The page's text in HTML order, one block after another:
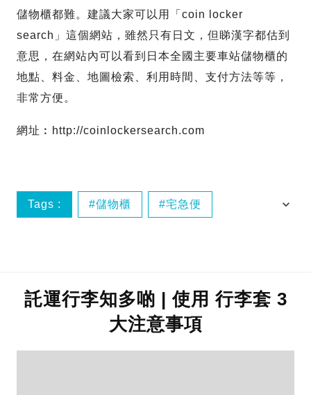
儲物櫃都難。建議大家可以用「coin locker
search」這個網站，雖然只有日文，但睇漢字都估到
意思，在網站內可以看到日本全國主要車站儲物櫃的
地點、料金、地圖檢索、利用時間、支付方法等等，
非常方便。
網址︰http://coinlockersearch.com
Tags : 儲物櫃 宅急便
託運行李知多啲 | 使用 行李套 3
大注意事項